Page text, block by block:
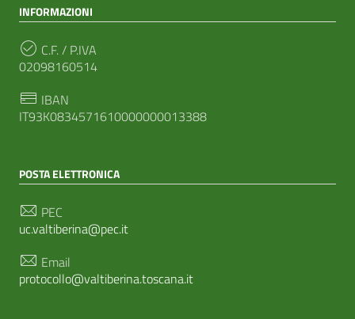
INFORMAZIONI
C.F. / P.IVA
02098160514
IBAN
IT93K0834571610000000013388
POSTA ELETTRONICA
PEC
uc.valtiberina@pec.it
Email
protocollo@valtiberina.toscana.it